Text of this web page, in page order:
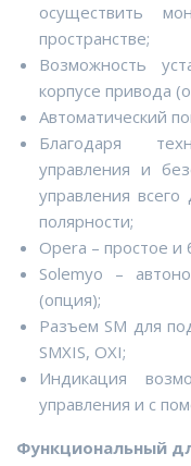
осуществить
пространстве;
Возможность
корпусе привода
Автоматический
Благодаря
управления и
управления
полярности;
Opera – простое и
Solemyo –
(опция);
Разъем SM для
SMXIS, OXI;
Индикация
управления и с
Функциональный